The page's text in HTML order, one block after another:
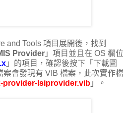
and Tools 項目展開後，找到
Provider 」項目並且在 OS 欄位
」的項目，確認後按下「下載圖
案會發現有 VIB 檔案，此次實作檔
provider-lsiprovider.vib 」。